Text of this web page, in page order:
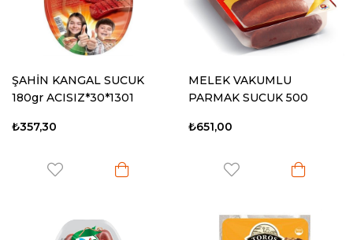
ŞAHİN KANGAL SUCUK
180gr ACISIZ*30*1301
₺357,30
MELEK VAKUMLU
PARMAK SUCUK 500
₺651,00